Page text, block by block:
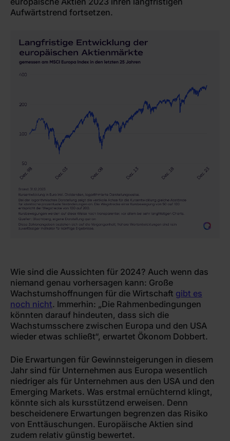
Aufwärtstrend fortsetzen.
Wie sind die Aussichten für 2024? Auch wenn das
niemand genau vorhersagen kann: Große
Wachstumshoffnungen für die Wirtschaft gibt es
noch nicht. Immerhin: „Die Rahmenbedingungen
könnten darauf hindeuten, dass sich die
Wachstumsschere zwischen Europa und den USA
wieder etwas schließt“, erwartet Ökonom Dobbert.
Die Erwartungen für Gewinnsteigerungen in diesem
Jahr sind für Unternehmen aus Europa wesentlich
niedriger als für Unternehmen aus den USA und den
Emerging Markets. Was erstmal ernüchternd klingt,
könnte sich als kursstützend erweisen. Denn
bescheidenere Erwartungen begrenzen das Risiko
von Enttäuschungen. Europäische Aktien sind
zudem relativ günstig bewertet.